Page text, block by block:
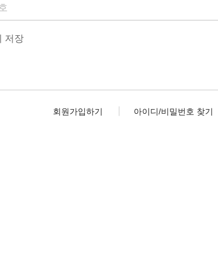
저장
회원가입하기 아이디/비밀번호 찾기